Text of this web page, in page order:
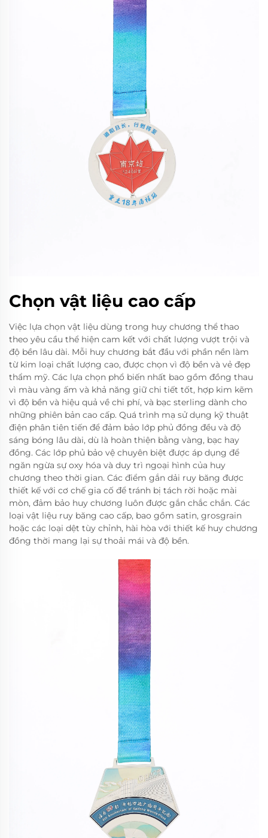
Chọn vật liệu cao cấp
Việc lựa chọn vật liệu dùng trong huy chương thể thao
theo yêu cầu thể hiện cam kết với chất lượng vượt trội và
độ bền lâu dài. Mỗi huy chương bắt đầu với phần nền làm
từ kim loại chất lượng cao, được chọn vì độ bền và vẻ đẹp
thẩm mỹ. Các lựa chọn phổ biến nhất bao gồm đồng thau
vì màu vàng ấm và khả năng giữ chi tiết tốt, hợp kim kẽm
vì độ bền và hiệu quả về chi phí, và bạc sterling dành cho
những phiên bản cao cấp. Quá trình mạ sử dụng kỹ thuật
điện phân tiên tiến để đảm bảo lớp phủ đồng đều và độ
sáng bóng lâu dài, dù là hoàn thiện bằng vàng, bạc hay
đồng. Các lớp phủ bảo vệ chuyên biệt được áp dụng để
ngăn ngừa sự oxy hóa và duy trì ngoại hình của huy
chương theo thời gian. Các điểm gắn dải ruy băng được
thiết kế với cơ chế gia cố để tránh bị tách rời hoặc mài
mòn, đảm bảo huy chương luôn được gắn chắc chắn. Các
loại vật liệu ruy băng cao cấp, bao gồm satin, grosgrain
hoặc các loại dệt tùy chỉnh, hài hòa với thiết kế huy chương
đồng thời mang lại sự thoải mái và độ bền.